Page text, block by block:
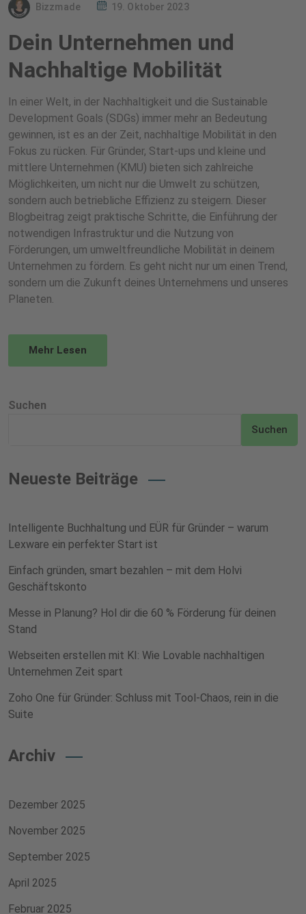
Bizzmade 19. Oktober 2023
Dein Unternehmen und
Nachhaltige Mobilität
In einer Welt, in der Nachhaltigkeit und die Sustainable
Development Goals (SDGs) immer mehr an Bedeutung
gewinnen, ist es an der Zeit, nachhaltige Mobilität in den
Fokus zu rücken. Für Gründer, Start-ups und kleine und
mittlere Unternehmen (KMU) bieten sich zahlreiche
Möglichkeiten, um nicht nur die Umwelt zu schützen,
sondern auch betriebliche Effizienz zu steigern. Dieser
Blogbeitrag zeigt praktische Schritte, die Einführung der
notwendigen Infrastruktur und die Nutzung von
Förderungen, um umweltfreundliche Mobilität in deinem
Unternehmen zu fördern. Es geht nicht nur um einen Trend,
sondern um die Zukunft deines Unternehmens und unseres
Planeten.
Mehr Lesen
Suchen
Suchen
Neueste Beiträge
Intelligente Buchhaltung und EÜR für Gründer – warum
Lexware ein perfekter Start ist
Einfach gründen, smart bezahlen – mit dem Holvi
Geschäftskonto
Messe in Planung? Hol dir die 60 % Förderung für deinen
Stand
Webseiten erstellen mit KI: Wie Lovable nachhaltigen
Unternehmen Zeit spart
Zoho One für Gründer: Schluss mit Tool-Chaos, rein in die
Suite
Archiv
Dezember 2025
November 2025
September 2025
April 2025
Februar 2025